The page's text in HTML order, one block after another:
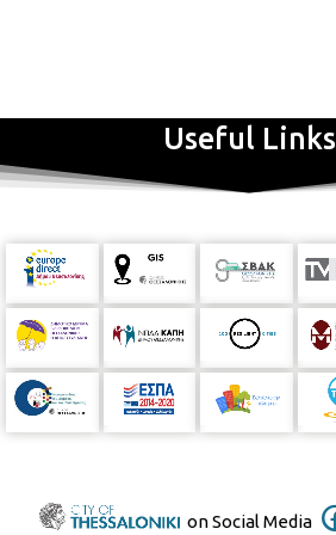
Useful Links
on Social Media